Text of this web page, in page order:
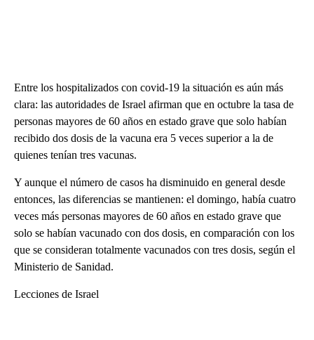
Entre los hospitalizados con covid-19 la situación es aún más
clara: las autoridades de Israel afirman que en octubre la tasa de
personas mayores de 60 años en estado grave que solo habían
recibido dos dosis de la vacuna era 5 veces superior a la de
quienes tenían tres vacunas.
Y aunque el número de casos ha disminuido en general desde
entonces, las diferencias se mantienen: el domingo, había cuatro
veces más personas mayores de 60 años en estado grave que
solo se habían vacunado con dos dosis, en comparación con los
que se consideran totalmente vacunados con tres dosis, según el
Ministerio de Sanidad.
Lecciones de Israel